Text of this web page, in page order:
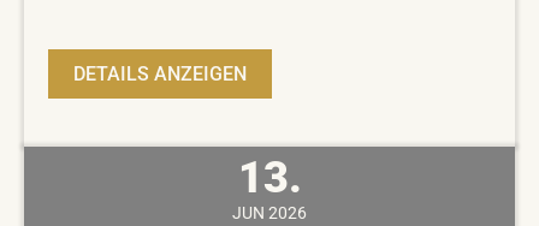
DETAILS ANZEIGEN
13.
JUN 2026